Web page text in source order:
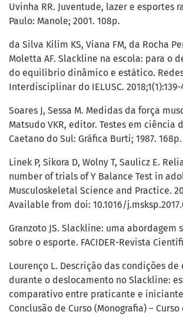
Uvinha RR. Juventude, lazer e esportes
Paulo: Manole; 2001. 108p.
da Silva Kilim KS, Viana FM, da Rocha
Moletta AF. Slackline na escola: para o
do equilíbrio dinâmico e estático.
Interdisciplinar do IELUSC. 2018;1(1):139-
Soares J, Sessa M. Medidas da força
Matsudo VKR, editor. Testes em ciência
Caetano do Sul: Gráfica Burti; 1987. 168p.
Linek P, Sikora D, Wolny T, Saulicz E.
number of trials of Y Balance Test in
Musculoskeletal Science and Practice.
Available from doi: 10.1016/
Granzoto JS. Slackline: uma abordagem
sobre o esporte. FACIDER-Revista
Lourenço L. Descrição das condições
durante o deslocamento no Slackline:
comparativo entre praticante e
Conclusão de Curso (Monografia) –